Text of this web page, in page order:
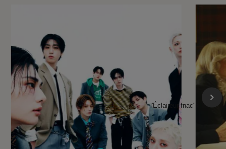
l'Éclaireur fnac">